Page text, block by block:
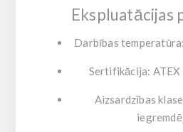
Ekspluatācijas
Darbības
Sertifikācija: ATEX
Aizsardzības